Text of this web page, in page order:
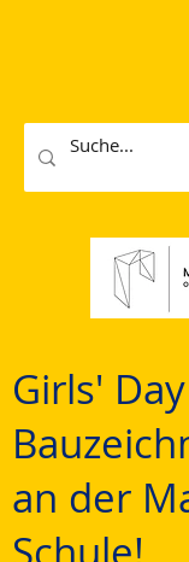
Girls'
an der